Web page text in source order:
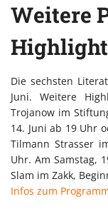
Weitere
Die sechsten
Juni. Weitere
Trojanow im
14. Juni ab 19 Uhr
Tilmann Strasser
Uhr. Am Samstag,
Slam im Zakk,
Infos zum